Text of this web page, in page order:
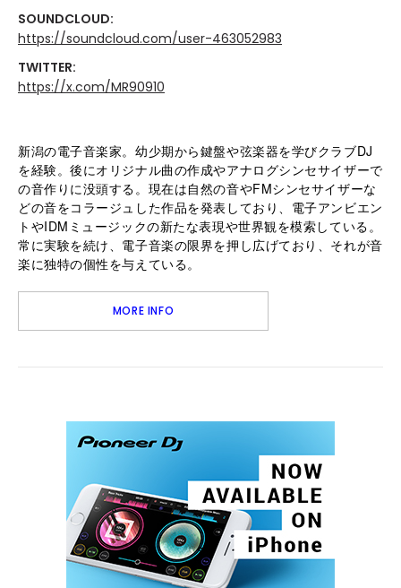
SOUNDCLOUD:
https://soundcloud.com/user-463052983
TWITTER:
https://x.com/MR90910
新潟の電子音楽家。幼少期から鍵盤や弦楽器を学びクラブDJ
を経験。後にオリジナル曲の作成やアナログシンセサイザーで
の音作りに没頭する。現在は自然の音やFMシンセサイザーな
どの音をコラージュした作品を発表しており、電子アンビエン
トやIDMミュージックの新たな表現や世界観を模索している。
常に実験を続け、電子音楽の限界を押し広げており、それが音
楽に独特の個性を与えている。
MORE INFO